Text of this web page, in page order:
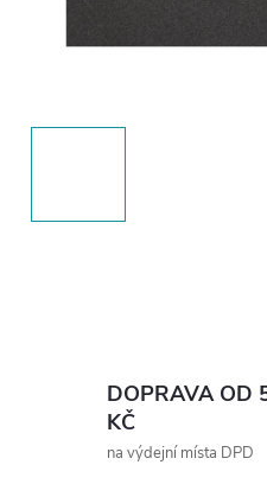
DOPRAVA OD
KČ
na výdejní místa DPD